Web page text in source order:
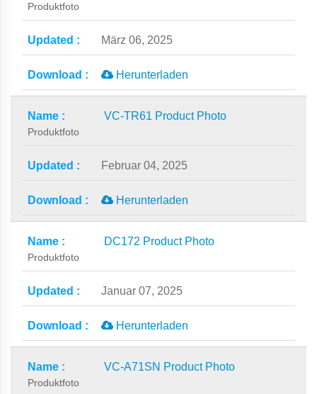
Produktfoto
März 06, 2025
Herunterladen
VC-TR61 Product Photo
Produktfoto
Februar 04, 2025
Herunterladen
DC172 Product Photo
Produktfoto
Januar 07, 2025
Herunterladen
VC-A71SN Product Photo
Produktfoto